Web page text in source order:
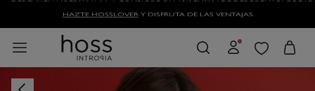
HAZTE HOSSLOVERY DISFRUTA DE LAS VENTAJAS